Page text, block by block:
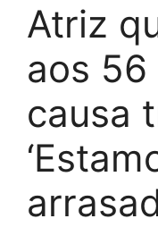
Atriz
aos 56
causa